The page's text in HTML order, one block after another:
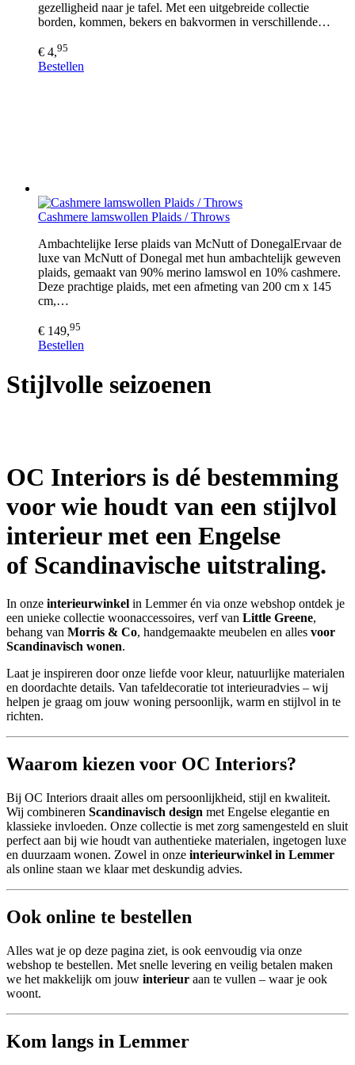
gezelligheid naar je tafel. Met een uitgebreide collectie
borden, kommen, bekers en bakvormen in verschillende…
€ 4,95
Bestellen
Cashmere lamswollen Plaids / Throws
Ambachtelijke Ierse plaids van McNutt of DonegalErvaar de
luxe van McNutt of Donegal met hun ambachtelijk geweven
plaids, gemaakt van 90% merino lamswol en 10% cashmere.
Deze prachtige plaids, met een afmeting van 200 cm x 145
cm,…
€ 149,95
Bestellen
Stijlvolle seizoenen
OC Interiors is dé bestemming
voor wie houdt van een stijlvol
interieur met een Engelse
of Scandinavische uitstraling.
In onze interieurwinkel in Lemmer én via onze webshop ontdek je
een unieke collectie woonaccessoires, verf van Little Greene,
behang van Morris & Co, handgemaakte meubelen en alles voor
Scandinavisch wonen.
Laat je inspireren door onze liefde voor kleur, natuurlijke materialen
en doordachte details. Van tafeldecoratie tot interieuradvies – wij
helpen je graag om jouw woning persoonlijk, warm en stijlvol in te
richten.
Waarom kiezen voor OC Interiors?
Bij OC Interiors draait alles om persoonlijkheid, stijl en kwaliteit.
Wij combineren Scandinavisch design met Engelse elegantie en
klassieke invloeden. Onze collectie is met zorg samengesteld en sluit
perfect aan bij wie houdt van authentieke materialen, ingetogen luxe
en duurzaam wonen. Zowel in onze interieurwinkel in Lemmer
als online staan we klaar met deskundig advies.
Ook online te bestellen
Alles wat je op deze pagina ziet, is ook eenvoudig via onze
webshop te bestellen. Met snelle levering en veilig betalen maken
we het makkelijk om jouw interieur aan te vullen – waar je ook
woont.
Kom langs in Lemmer